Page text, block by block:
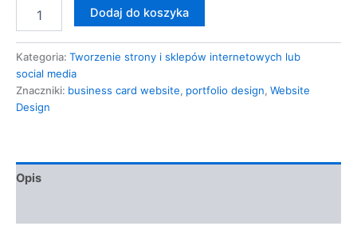
Dodaj do koszyka
Kategoria: Tworzenie strony i sklepów internetowych lub
social media
Znaczniki: business card website, portfolio design, Website
Design
Opis